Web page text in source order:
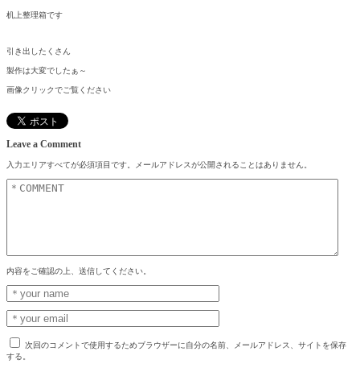
机上整理箱です
引き出したくさん
製作は大変でしたぁ～
画像クリックでご覧ください
Leave a Comment
入力エリアすべてが必須項目です。メールアドレスが公開されることはありません。
内容をご確認の上、送信してください。
次回のコメントで使用するためブラウザーに自分の名前、メールアドレス、サイトを保存
する。